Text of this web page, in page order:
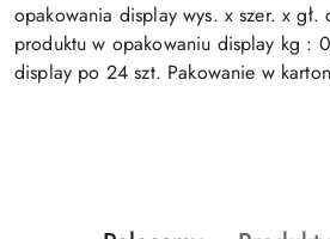
opakowania display wys. x szer. x gł.
produktu w opakowaniu display kg :
display po 24 szt. Pakowanie w